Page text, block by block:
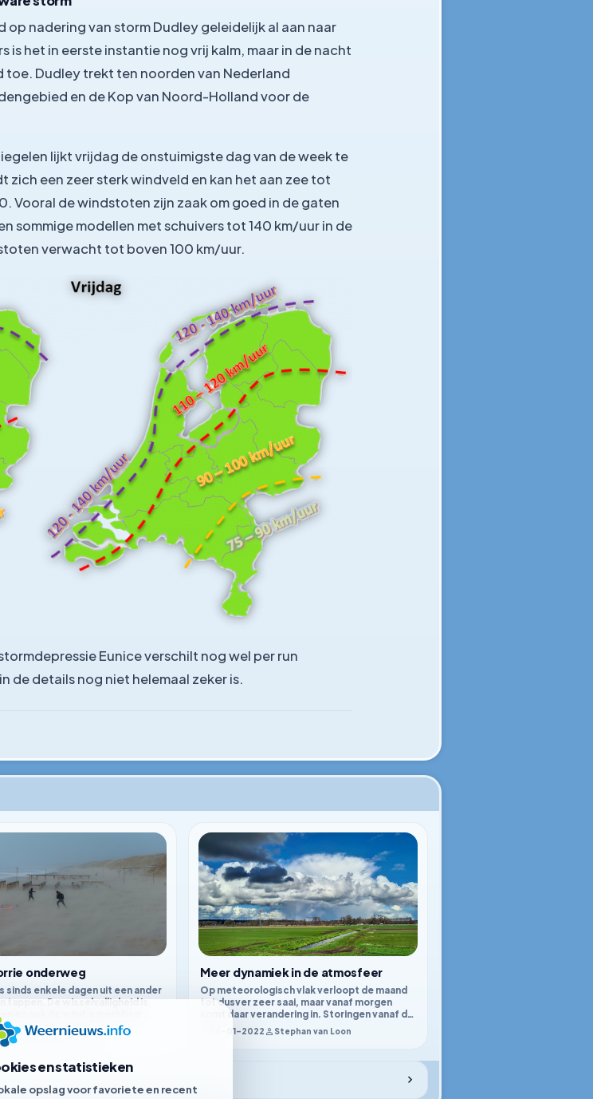
en statistieken
opslag voor favoriete en recent
nadering van storm Dudley geleidelijk al aan naar
het in eerste instantie nog vrij kalm, maar in de nacht
Dudley trekt ten noorden van Nederland
en de Kop van Noord-Holland voor de
lijkt vrijdag de onstuimigste dag van de week te
zich een zeer sterk windveld en kan het aan zee tot
Vooral de windstoten zijn zaak om goed in de gaten
sommige modellen met schuivers tot 140 km/uur in de
verwacht tot boven 100 km/uur.
Eunice verschilt nog wel per run
details nog niet helemaal zeker is.
onderweg
sinds enkele dagen uit een ander
tappen. De wisselvalligheid is
en ook de wind is merkbaar
Komende tijd blijft het wisselvallig
meer herfst dan winter. Mogelijk
tot de eerste officiële
komt.
Stephan van Loon
Meer dynamiek in de atmosfeer
Op meteorologisch vlak verloopt de maand
tot dusver zeer saai, maar vanaf morgen
komt daar verandering in. Storingen vanaf de
oceaan weten de Benelux weer te vinden en
leveren een wisselvallig en windrijk
26–01–2022 Stephan van Loon